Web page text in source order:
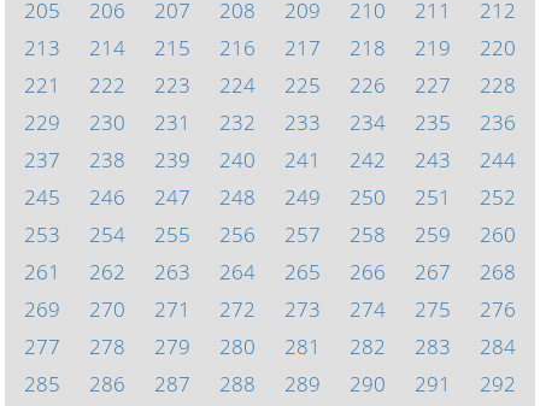
205
206 207 208 209 210 211
212
213
214 215 216 217 218 219
220
221
222 223 224 225 226 227
228
229
230 231 232 233 234 235
236
237
238 239 240 241 242 243
244
245
246 247 248 249 250 251
252
253
254 255 256 257 258 259
260
261
262 263 264 265 266 267
268
269
270 271 272 273 274 275
276
277
278 279 280 281 282 283
284
285
286 287 288 289 290 291
292